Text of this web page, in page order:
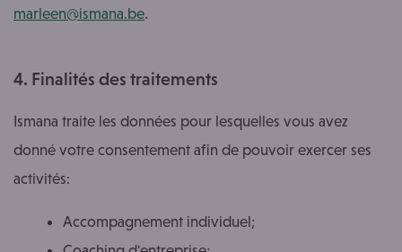
marleen@ismana.be.
4. Finalités des traitements
Ismana traite les données pour lesquelles vous avez
donné votre consentement afin de pouvoir exercer ses
activités:
Accompagnement individuel;